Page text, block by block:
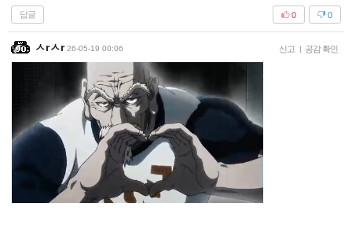
답글 0
0
ㅅrㅅr 26-05-19 00:06 신고 | 공감 확인